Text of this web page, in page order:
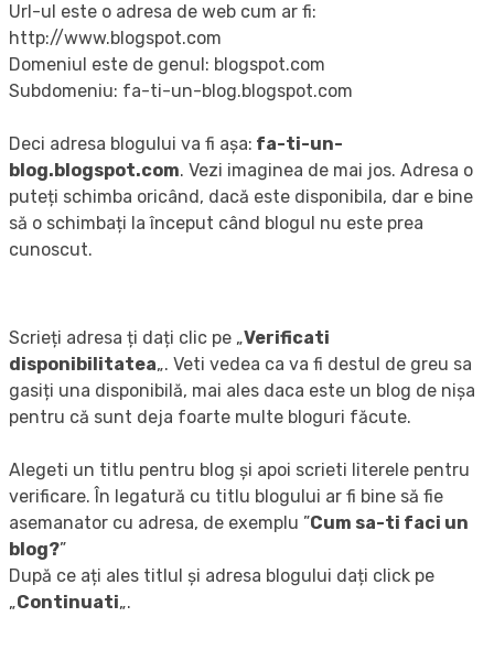
Url-ul este o adresa de web cum ar fi:
http://www.blogspot.com
Domeniul este de genul: blogspot.com
Subdomeniu: fa-ti-un-blog.blogspot.com
Deci adresa blogului va fi așa: fa-ti-un-
blog.blogspot.com. Vezi imaginea de mai jos. Adresa o
puteți schimba oricând, dacă este disponibila, dar e bine
să o schimbați la început când blogul nu este prea
cunoscut.
Scrieți adresa ți dați clic pe „Verificati
disponibilitatea„. Veti vedea ca va fi destul de greu sa
gasiți una disponibilă, mai ales daca este un blog de nișa
pentru că sunt deja foarte multe bloguri făcute.
Alegeti un titlu pentru blog și apoi scrieti literele pentru
verificare. În legatură cu titlu blogului ar fi bine să fie
asemanator cu adresa, de exemplu ”Cum sa-ti faci un
blog?”
După ce ați ales titlul și adresa blogului dați click pe
„Continuati„.